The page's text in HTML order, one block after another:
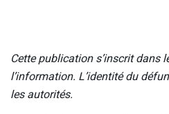
Cette publication s’inscrit dans
l’information. L’identité du
les autorités.